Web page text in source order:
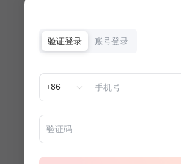
验证登录 账号登录
+86